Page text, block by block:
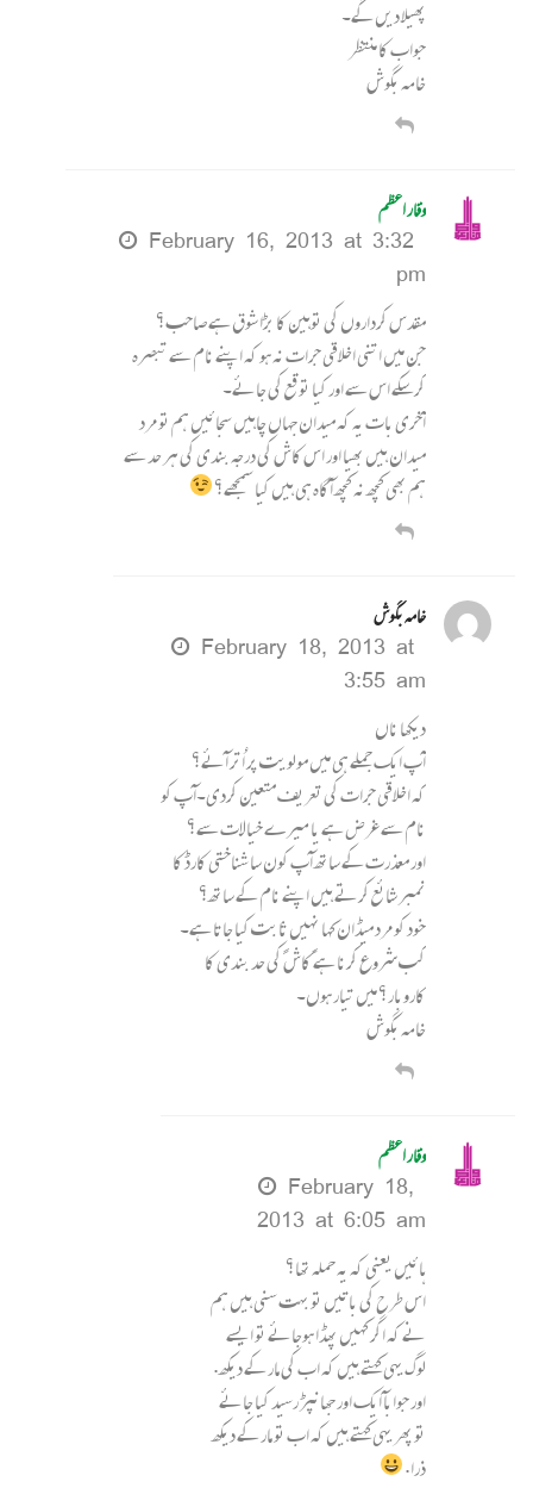
پھیلا دیں گے۔
جواب کا منتظر
خامہ بگوش
وقار اعظم
February 16, 2013 at 3:32
pm
مقدس کرداروں کی توہین کا بڑا شوق ہے صاحب؟
جن میں اتنی اخلاقی جرات نہ ہو کہ اپنے نام سے تبصرہ
کرسکے اس سے اور کیا توقع کی جائے۔
آخری بات یہ کہ میدان جہاں چاہیں سجائیں ہم تو مرد
میدان ہیں بھیا اور اس کاش کی درجہ بندی کی ہر حد سے
ہم بھی کچھ نہ کچھ آگاہ ہی ہیں کیا سمجھے؟
خامہ بگوش
February 18, 2013 at
3:55 am
دیکھا ناں
آپ ایک جملے ہی میں مولویت پر اُتر آئے؟
کہ اخلاقی جرات کی تعریف متعین کردی۔آپ کو
نام سے غرض ہے یا میرے خیالات سے؟
اور معذرت کے ساتھ آپ کون سا شناختی کارڈ کا
نمبر شائع کرتے ہیں اپنے نام کے ساتھ؟
خود کو مرد میڈان کہا نہیں ثابت کیا جاتا ہے۔
کب شروع کرنا ہے ًکاشً کی حد بندی کا
کاروبار؟ میں تیار ہوں۔
خامہ بگوش
وقار اعظم
February 18,
2013 at 6:05 am
ہائیں یعنی کہ یہ حملہ تھا؟
اس طرح کی باتیں تو بہت سنی ہیں ہم
نے کہ اگر کہیں پھڈا ہوجائے تو ایسے
لوگ یہی کہتے ہیں کہ اب کی مار کے دیکھ.
اور جوابآ ایک اور جھانپڑ رسید کیا جائے
تو پھر یہی کہتے ہیں کہ اب تو مار کے دیکھ
ذرا.